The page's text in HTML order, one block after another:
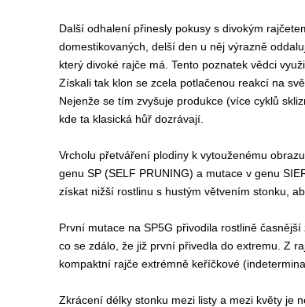
Další odhalení přinesly pokusy s divokým
domestikovaných, delší den u něj výrazně
který divoké rajče má. Tento poznatek vědci
Získali tak klon se zcela potlačenou reakcí na
Nejenže se tím zvyšuje produkce (více cyklů
kde ta klasická hůř dozrávají.
Vrcholu přetváření plodiny k vytouženému
genu SP (SELF PRUNING) a mutace v genu
získat nižší rostlinu s hustým větvením stonku,
První mutace na SP5G přivodila rostlině
co se zdálo, že již první přivedla do extremu. Z
kompaktní rajče extrémně keříčkové
Zkrácení délky stonku mezi listy a mezi květy je